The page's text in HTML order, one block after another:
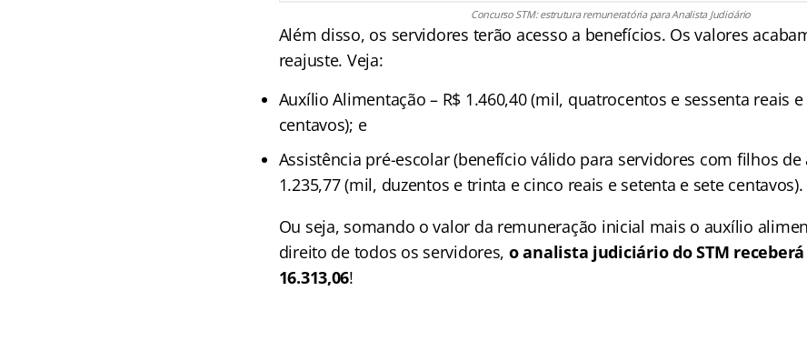
Concurso STM: estrutura remuneratória para Analista Judiciário
Além disso, os servidores terão acesso a benefícios. Os valores
reajuste. Veja:
Auxílio Alimentação – R$ 1.460,40 (mil, quatrocentos e sessenta reais
centavos); e
Assistência pré-escolar (benefício válido para servidores com filhos de
1.235,77 (mil, duzentos e trinta e cinco reais e setenta e sete centavos).
Ou seja, somando o valor da remuneração inicial mais o auxílio
direito de todos os servidores, o analista judiciário do STM
16.313,06!